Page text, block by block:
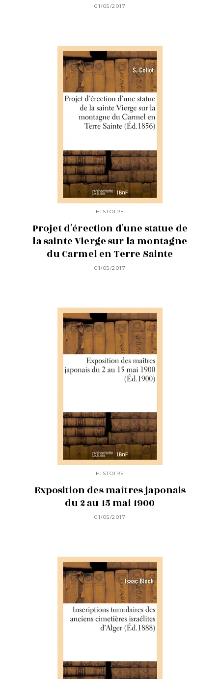
01/05/2017
HISTOIRE
Projet d'érection d'une statue de
la sainte Vierge sur la montagne
du Carmel en Terre Sainte
01/05/2017
HISTOIRE
Exposition des maîtres japonais
du 2 au 15 mai 1900
01/05/2017